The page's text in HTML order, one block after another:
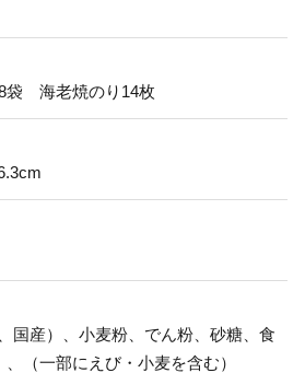
袋 海老焼のり14枚
国産）、小麦粉、でん粉、砂糖、食
（一部にえび・小麦を含む）